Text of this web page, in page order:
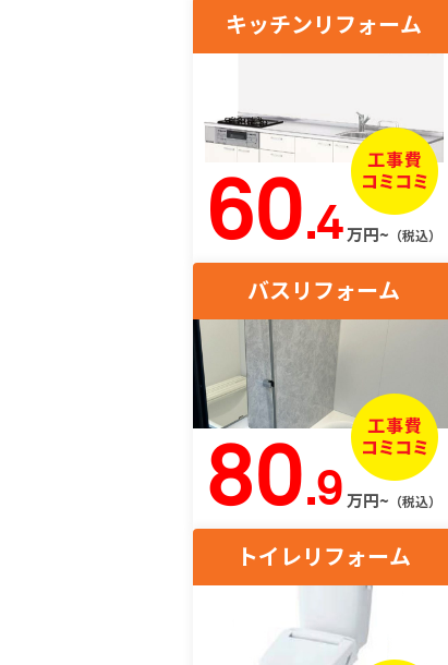
キッチンリフォーム
60.4万円~ （税込）
バスリフォーム
80.9 万円~ （税込）
トイレリフォーム